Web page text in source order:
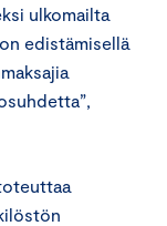
ulkomailta
edistämisellä